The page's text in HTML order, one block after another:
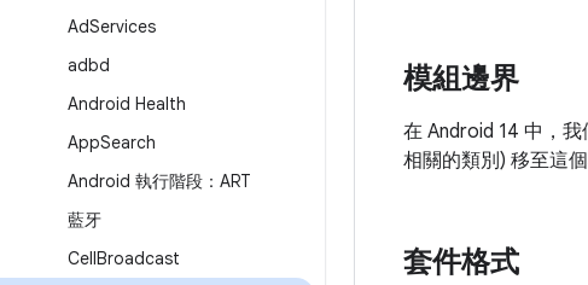
AdServices
adbd
Android Health
AppSearch
Android 執行階段：ART
藍牙
CellBroadcast
模組邊界
在 Android 14 中，我
相關的類別) 移至這
套件格式